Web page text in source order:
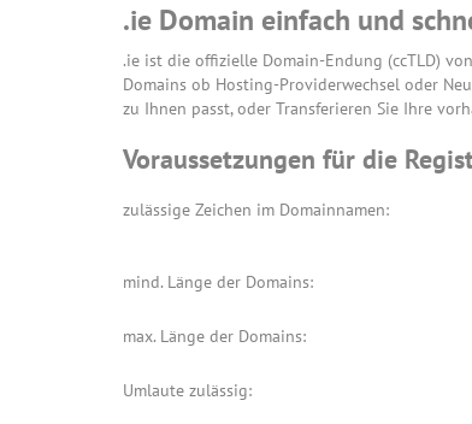
.ie Domain einfach und
.ie ist die offizielle Domain-Endung (ccTLD)
Domains ob Hosting-Providerwechsel oder
zu Ihnen passt, oder Transferieren Sie Ihre
Voraussetzungen für die
zulässige Zeichen im Domainnamen:
mind. Länge der Domains:
max. Länge der Domains:
Umlaute zulässig: